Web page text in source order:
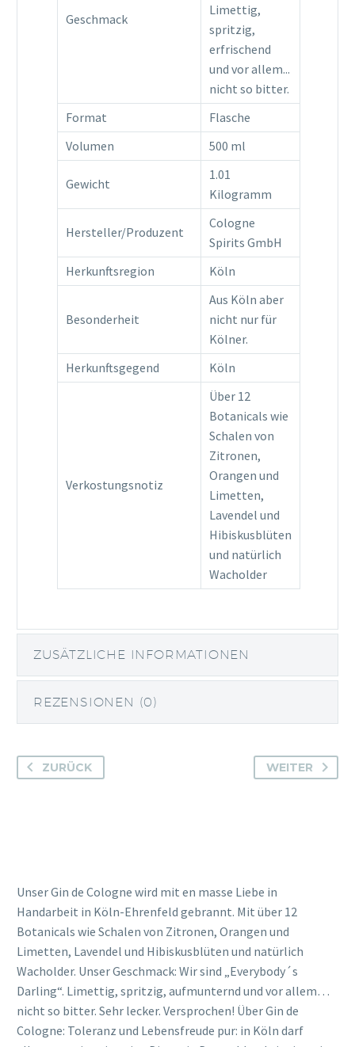
Geschmack
Limettig,
spritzig,
erfrischend
und vor allem...
nicht so bitter.
Format
Flasche
Volumen
500 ml
Gewicht
1.01
Kilogramm
Hersteller/Produzent
Cologne
Spirits GmbH
Herkunftsregion
Köln
Besonderheit
Aus Köln aber
nicht nur für
Kölner.
Herkunftsgegend
Köln
Verkostungsnotiz
Über 12
Botanicals wie
Schalen von
Zitronen,
Orangen und
Limetten,
Lavendel und
Hibiskusblüten
und natürlich
Wacholder
ZUSÄTZLICHE INFORMATIONEN
REZENSIONEN (0)
ZURÜCK WEITER
Unser Gin de Cologne wird mit en masse Liebe in
Handarbeit in Köln-Ehrenfeld gebrannt. Mit über 12
Botanicals wie Schalen von Zitronen, Orangen und
Limetten, Lavendel und Hibiskusblüten und natürlich
Wacholder. Unser Geschmack: Wir sind „Everybody´s
Darling“. Limettig, spritzig, aufmunternd und vor allem…
nicht so bitter. Sehr lecker. Versprochen! Über Gin de
Cologne: Toleranz und Lebensfreude pur: in Köln darf